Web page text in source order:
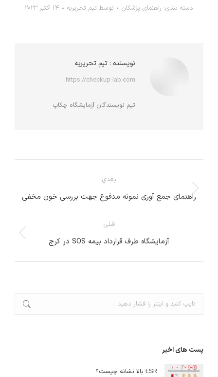
دسته بندی: راهنمای پزشکان توسط تیم تحریریه 14 اکتبر 2023
نویسنده : تیم تحریریه
https://checkup-lab.com
تیم نویسندگان آزمایشگاه چکاپ
مطلب
قبلی
پست
آزمایشگاه طرف قرارداد بیمه SOS در کرج
بعدی
نوشته
راهنمای جمع آوری نمونه مدفوع جهت بررسی خون مخفی
جستجو:
پست های اخیر
ESR بالا نشانه چیست؟